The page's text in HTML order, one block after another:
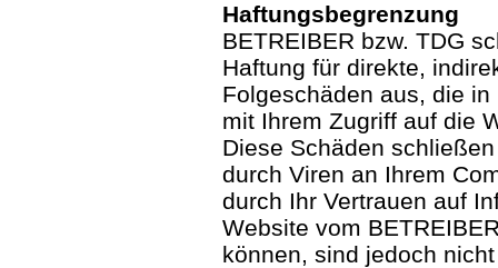
Haftungsbegrenzung
BETREIBER bzw. TDG
Haftung für direkte,
Folgeschäden aus, die
mit Ihrem Zugriff auf die
Diese Schäden
durch Viren an Ihrem
durch Ihr Vertrauen auf
Website vom
können, sind jedoch